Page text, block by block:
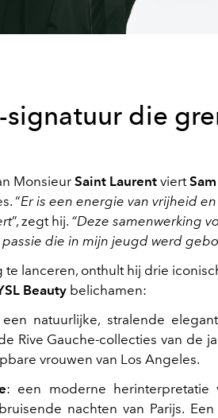
signatuur die
MonsieurSaint Laurent viert
“Er is een energie van vrijheid
”, zegt hij. “Deze samenwerking
die in mijn jeugd werd
te lanceren, onthult hij drie
Beauty belichamen:
natuurlijke, stralende
Rive Gauche-collecties van de
vrouwen van Los Angeles.
: een moderne herinterpretatie
nachten van Parijs.